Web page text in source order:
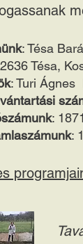
: Tésa
Tésa,
: Turi Ágnes
:
: